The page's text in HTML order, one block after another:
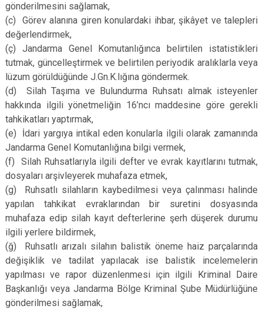
gönderilmesini sağlamak,
(c)
Görev alanına giren konulardaki ihbar, şikâyet ve talepleri
değerlendirmek,
(ç) Jandarma Genel Komutanlığınca belirtilen istatistikleri
tutmak, güncelleştirmek ve belirtilen periyodik aralıklarla veya
lüzum görüldüğünde J.Gn.K.lığına göndermek.
(d)
Silah Taşıma ve Bulundurma Ruhsatı almak isteyenler
hakkında ilgili yönetmeliğin 16’ncı maddesine göre gerekli
tahkikatları yaptırmak,
(e)
İdari yargıya intikal eden konularla ilgili olarak zamanında
Jandarma Genel Komutanlığına bilgi vermek,
(f)
Silah Ruhsatlarıyla ilgili defter ve evrak kayıtlarını tutmak,
dosyaları arşivleyerek muhafaza etmek,
(g)
Ruhsatlı silahların kaybedilmesi veya çalınması halinde
yapılan tahkikat evraklarından bir suretini dosyasında
muhafaza edip silah kayıt defterlerine şerh düşerek durumu
ilgili yerlere bildirmek,
(ğ)
Ruhsatlı arızalı silahın balistik öneme haiz parçalarında
değişiklik ve tadilat yapılacak ise balistik incelemelerin
yapılması ve rapor düzenlenmesi için ilgili Kriminal Daire
Başkanlığı veya Jandarma Bölge Kriminal Şube Müdürlüğüne
gönderilmesi sağlamak,